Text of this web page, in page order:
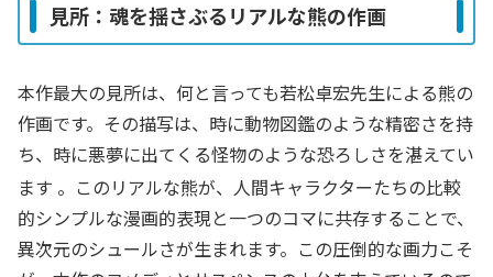
見所：魂を揺さぶるリアルな熊の作画
本作最大の見所は、何と言っても若松卓宏先生による熊の
作画です。その描写は、時に動物図鑑のような精密さを持
ち、時に悪夢に出てくる怪物のような恐ろしさを湛えてい
ます 。このリアルな熊が、人間キャラクターたちの比較
的シンプルな漫画的表現と一つのコマに共存することで、
異次元のシュールさが生まれます。この圧倒的な画力こそ